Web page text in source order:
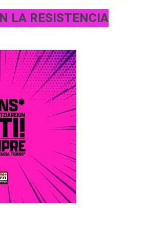
LA RESISTENCIA